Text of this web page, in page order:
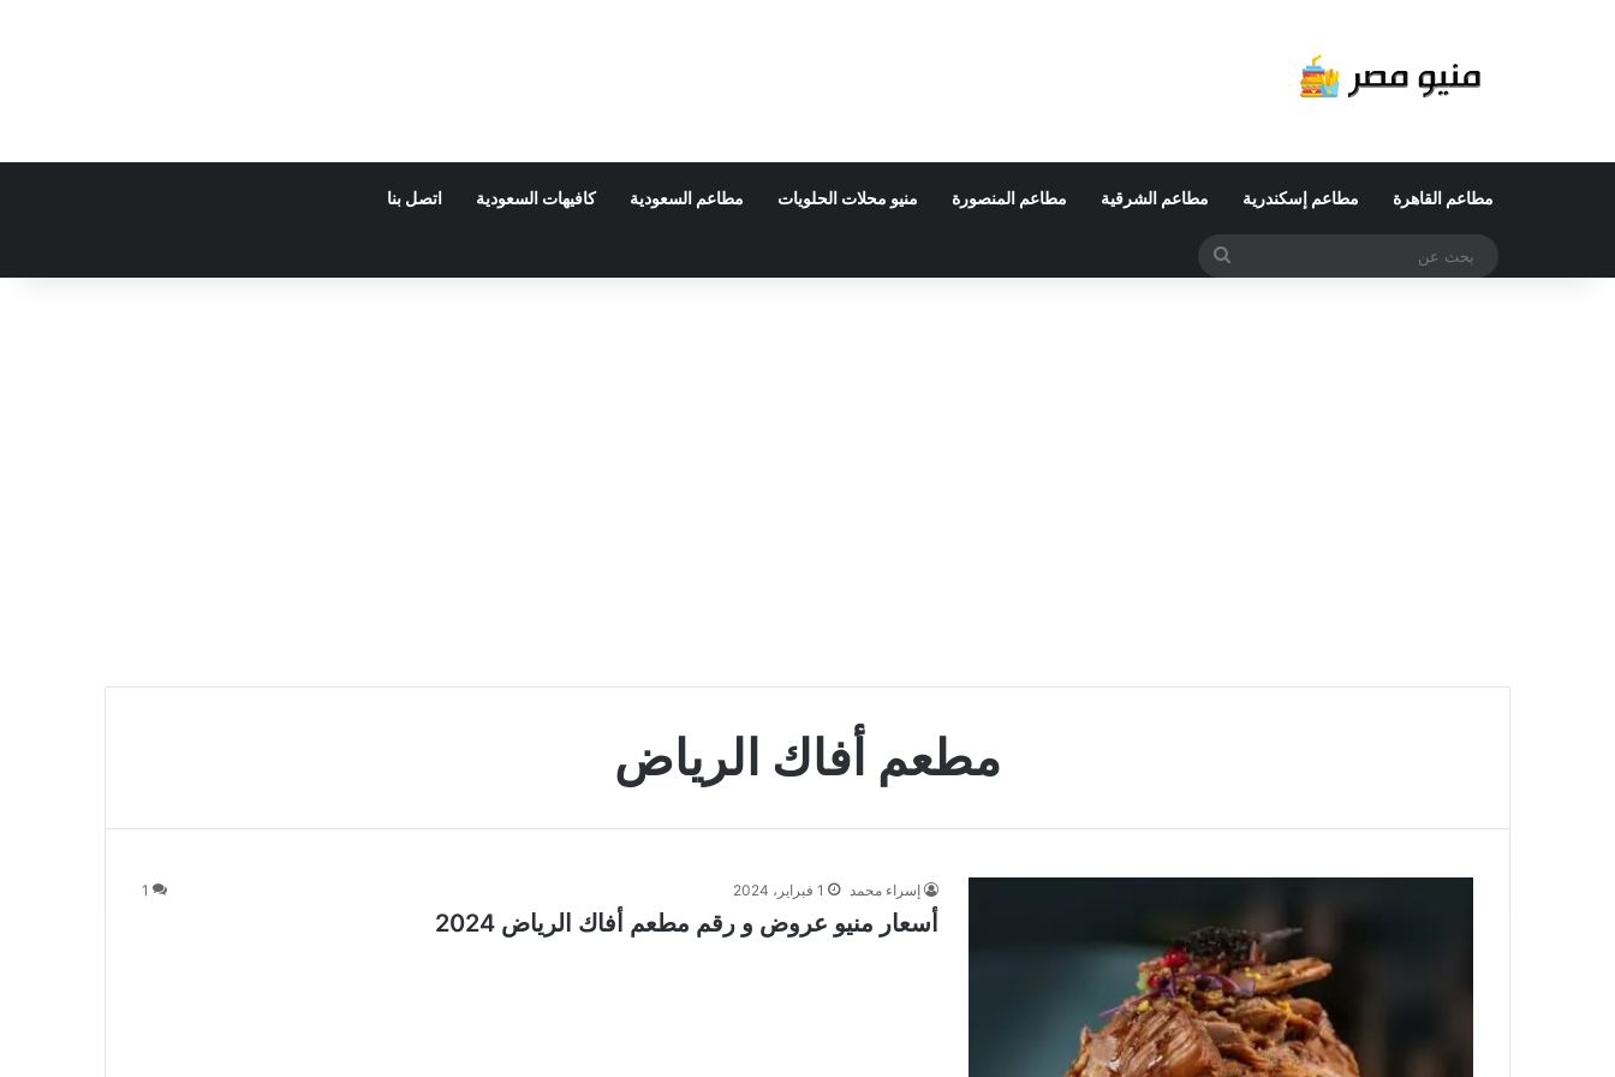
مطاعم القاهرة مطاعم إسكندرية مطاعم الشرقية مطاعم المنصورة منيو محلات الحلويات مطاعم السعودية كافيهات السعودية اتصل بنا
مطعم أفاك الرياض
إسراء محمد 1 فبراير، 2024 1
أسعار منيو عروض و رقم مطعم أفاك الرياض 2024